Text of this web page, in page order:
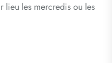
lieu les mercredis ou les